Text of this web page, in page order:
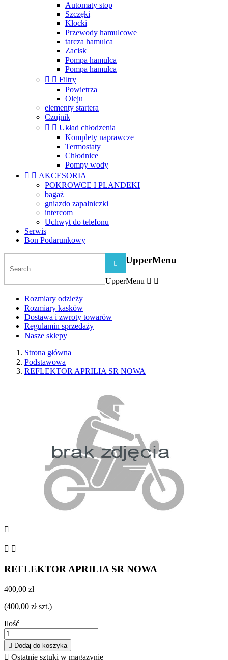
Automaty stop
Szczęki
Klocki
Przewody hamulcowe
tarcza hamulca
Zacisk
Pompa hamulca
Pompa hamulca
  Filtry
Powietrza
Oleju
elementy startera
Czujnik
  Układ chłodzenia
Komplety naprawcze
Termostaty
Chłodnice
Pompy wody
  AKCESORIA
POKROWCE I PLANDEKI
bagaż
gniazdo zapalniczki
intercom
Uchwyt do telefonu
Serwis
Bon Podarunkowy
 UpperMenu
UpperMenu  
Rozmiary odzieży
Rozmiary kasków
Dostawa i zwroty towarów
Regulamin sprzedaży
Nasze sklepy
Strona główna
Podstawowa
REFLEKTOR APRILIA SR NOWA

 
REFLEKTOR APRILIA SR NOWA
400,00 zł
(400,00 zł szt.)
Ilość
 Dodaj do koszyka
 Ostatnie sztuki w magazynie